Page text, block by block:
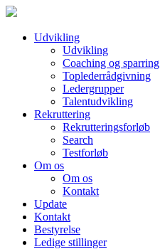
Udvikling
Udvikling
Coaching og sparring
Toplederrådgivning
Ledergrupper
Talentudvikling
Rekruttering
Rekrutteringsforløb
Search
Testforløb
Om os
Om os
Kontakt
Update
Kontakt
Bestyrelse
Ledige stillinger